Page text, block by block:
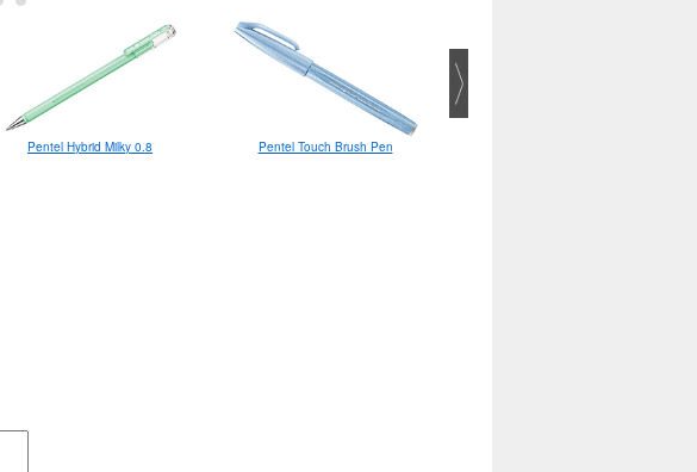
Pentel Hybrid Milky 0.8 Pentel Touch Brush Pen